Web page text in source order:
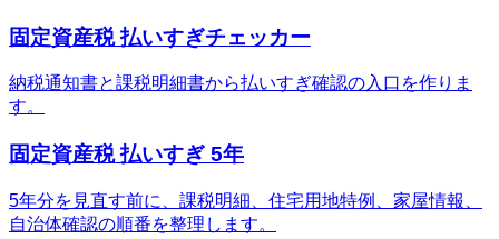
固定資産税 払いすぎチェッカー
納税通知書と課税明細書から払いすぎ確認の入口を作りま
す。
固定資産税 払いすぎ 5年
5年分を見直す前に、課税明細、住宅用地特例、家屋情報、
自治体確認の順番を整理します。